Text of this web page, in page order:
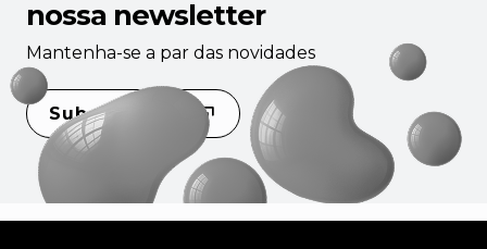
nossa newsletter
Mantenha-se a par das novidades
Subscrever